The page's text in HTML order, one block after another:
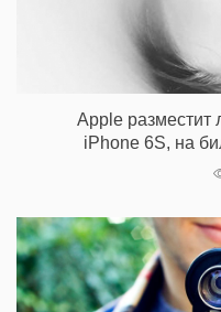
Apple разместит
iPhone 6S, на